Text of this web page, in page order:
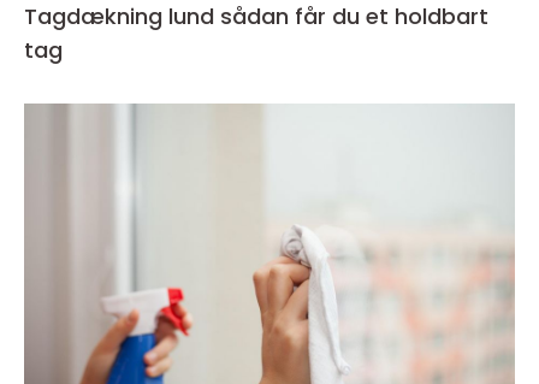
Tagdækning lund sådan får du et holdbart
tag